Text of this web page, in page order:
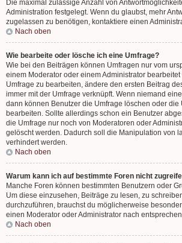
Die maximal zulässige Anzahl von
Administration festgelegt. Wenn du glaubst, mehr
zugelassen zu benötigen, kontaktiere einen
Nach oben
Wie bearbeite oder lösche ich eine Umfrage?
Wie bei den Beiträgen können Umfragen nur vom
einem Moderator oder einem Administrator
Umfrage zu bearbeiten, ändere den ersten Beitrag
immer mit der Umfrage verknüpft. Wenn niemand
dann können Benutzer die Umfrage löschen oder die
bearbeiten. Sollte allerdings schon ein Benutzer
die Umfrage nur noch von Moderatoren oder
gelöscht werden. Dadurch soll die Manipulation von
verhindert werden.
Nach oben
Warum kann ich auf bestimmte Foren nicht
Manche Foren können bestimmten Benutzern oder
Um diese einzusehen, Beiträge zu lesen, zu
durchzuführen, brauchst du möglicherweise
einen Moderator oder Administrator nach
Nach oben